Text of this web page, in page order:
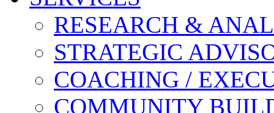
RESEARCH &
STRATEGIC
COACHING /
COMMUNITY